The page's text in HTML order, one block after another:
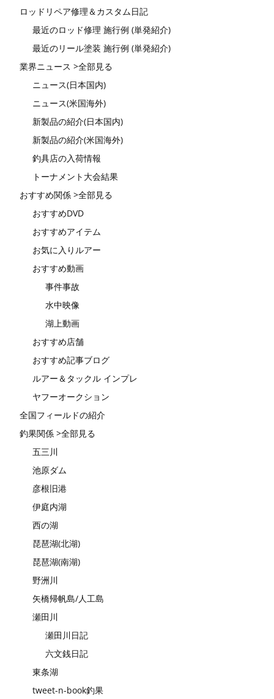
ロッドリペア修理＆カスタム日記
最近のロッド修理 施行例 (単発紹介)
最近のリール塗装 施行例 (単発紹介)
業界ニュース >全部見る
ニュース(日本国内)
ニュース(米国海外)
新製品の紹介(日本国内)
新製品の紹介(米国海外)
釣具店の入荷情報
トーナメント大会結果
おすすめ関係 >全部見る
おすすめDVD
おすすめアイテム
お気に入りルアー
おすすめ動画
事件事故
水中映像
湖上動画
おすすめ店舗
おすすめ記事ブログ
ルアー＆タックル インプレ
ヤフーオークション
全国フィールドの紹介
釣果関係 >全部見る
五三川
池原ダム
彦根旧港
伊庭内湖
西の湖
琵琶湖(北湖)
琵琶湖(南湖)
野洲川
矢橋帰帆島/人工島
瀬田川
瀬田川日記
六文銭日記
東条湖
tweet-n-book釣果